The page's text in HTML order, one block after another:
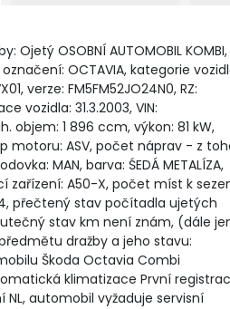
Ojetý OSOBNÍ AUTOMOBIL KOMBI,
OCTAVIA, kategorie
verze: FM5FM52JO24N0, RZ:
vozidla: 31.3.2003, VIN:
objem: 1 896 ccm, výkon: 81 kW,
motoru: ASV, počet náprav - z
MAN, barva: ŚEDÁ METALÍZA,
zařízení: A50-X, počet míst k
přečtený stav počítadla ujetých
stav km není znám, (dále
dražby a jeho stavu:
Škoda Octavia Combi
klimatizace První
automobil vyžaduje servisní